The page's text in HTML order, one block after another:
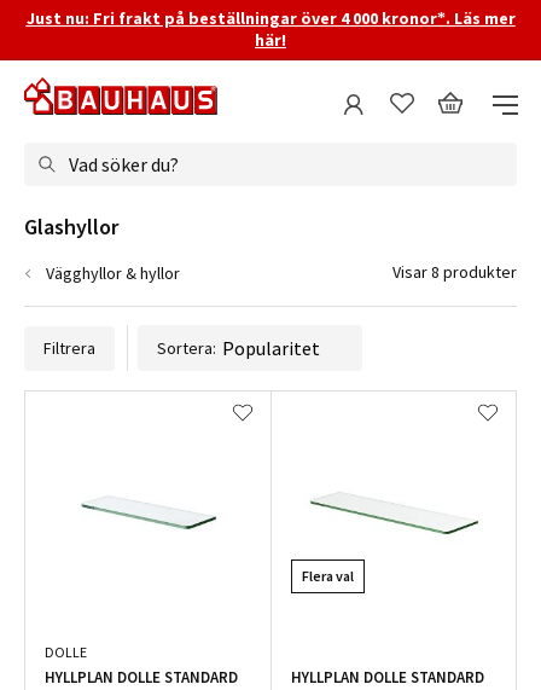
Just nu: Fri frakt på beställningar över 4 000 kronor*. Läs mer
här!
Vad söker du?
Filtrera Sortera:
DOLLE
HYLLPLAN DOLLE STANDARD
Flera val
HYLLPLAN DOLLE STANDARD
Glashyllor
Vägghyllor & hyllor Visar 8 produkter